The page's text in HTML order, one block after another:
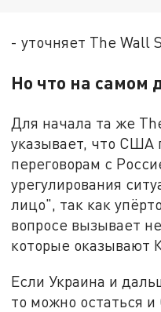
- уточняет The Wall
Но что на самом
Для начала та же
указывает, что США
переговорам с
урегулирования
лицо", так как
вопросе вызывает
которые оказывают
Если Украина и
то можно остаться